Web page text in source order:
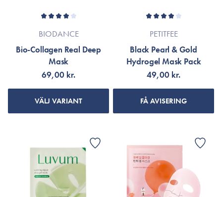
BIODANCE
Bio-Collagen Real Deep
Mask
69,00 kr.
VÄLJ VARIANT
PETITFEE
Black Pearl & Gold
Hydrogel Mask Pack
49,00 kr.
FÅ AVISERING